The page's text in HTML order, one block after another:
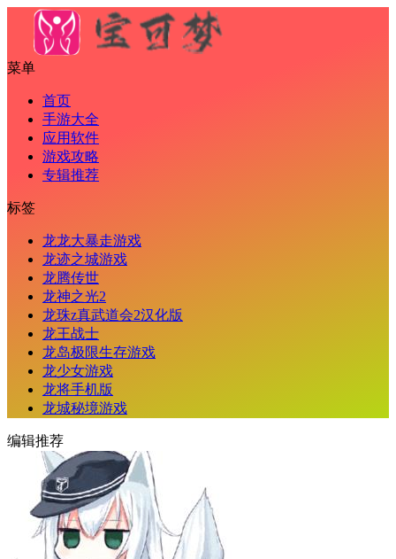
菜单
首页
手游大全
应用软件
游戏攻略
专辑推荐
标签
龙龙大暴走游戏
龙迹之城游戏
龙腾传世
龙神之光2
龙珠z真武道会2汉化版
龙王战士
龙岛极限生存游戏
龙少女游戏
龙将手机版
龙城秘境游戏
编辑推荐